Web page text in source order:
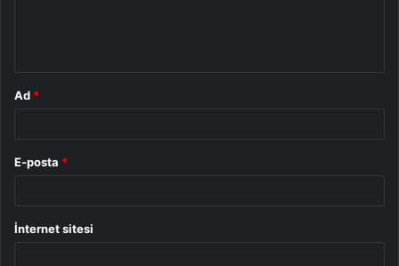
Ad *
E-posta *
İnternet sitesi